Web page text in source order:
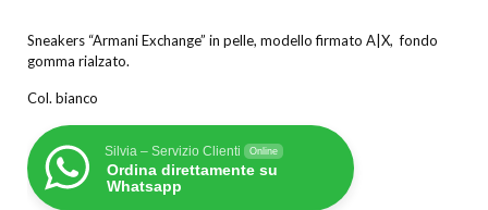
Sneakers “Armani Exchange” in pelle, modello firmato A|X, fondo
gomma rialzato.
Col. bianco
Silvia – Servizio Clienti Online
Ordina direttamente su
Whatsapp